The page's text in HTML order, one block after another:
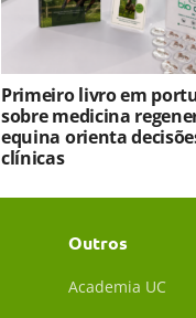
Primeiro livro em
sobre medicina
equina orienta
clínicas
Outros
Academia UC